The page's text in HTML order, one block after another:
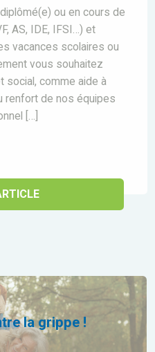
ou en cours de
AS, IDE, IFSI…) et
vacances scolaires ou
vous souhaitez
social, comme aide à
renfort de nos équipes
[…]
la grippe !